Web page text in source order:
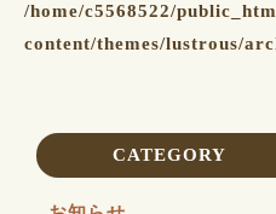
/home/c5568522/
content/themes/lustrous/
CATEGORY